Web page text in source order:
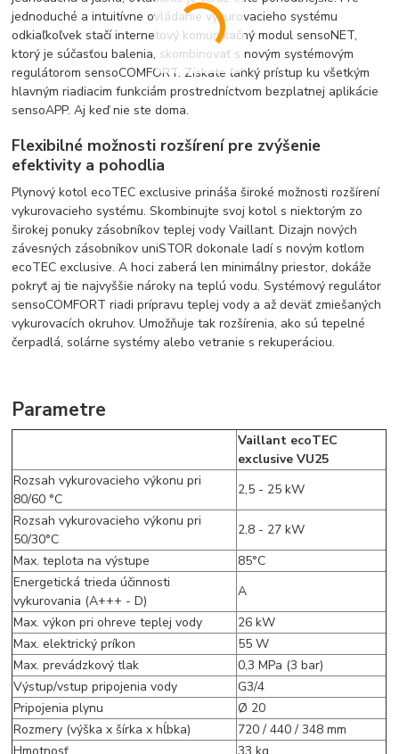
jednoduché a intuitívne ovládanie vykurovacieho systému
odkiaľkoľvek stačí internetový komunikačný modul sensoNET,
ktorý je súčasťou balenia, skombinovať s novým systémovým
regulátorom sensoCOMFORT. Získate ľahký prístup ku všetkým
hlavným riadiacim funkciám prostredníctvom bezplatnej aplikácie
sensoAPP. Aj keď nie ste doma.
Flexibilné možnosti rozšírení pre zvýšenie
efektivity a pohodlia
Plynový kotol ecoTEC exclusive prináša široké možnosti rozšírení
vykurovacieho systému. Skombinujte svoj kotol s niektorým zo
širokej ponuky zásobníkov teplej vody Vaillant. Dizajn nových
závesných zásobníkov uniSTOR dokonale ladí s novým kotlom
ecoTEC exclusive. A hoci zaberá len minimálny priestor, dokáže
pokryť aj tie najvyššie nároky na teplú vodu. Systémový regulátor
sensoCOMFORT riadi prípravu teplej vody a až deväť zmiešaných
vykurovacích okruhov. Umožňuje tak rozšírenia, ako sú tepelné
čerpadlá, solárne systémy alebo vetranie s rekuperáciou.
Parametre
Vaillant ecoTEC
exclusive VU25
Rozsah vykurovacieho výkonu pri
80/60 °C
2,5 - 25 kW
Rozsah vykurovacieho výkonu pri
50/30°C
2,8 - 27 kW
Max. teplota na výstupe
85°C
Energetická trieda účinnosti
vykurovania (A+++ - D)
A
Max. výkon pri ohreve teplej vody
26 kW
Max. elektrický príkon
55 W
Max. prevádzkový tlak
0,3 MPa (3 bar)
Výstup/vstup pripojenia vody
G3/4
Pripojenia plynu
Ø 20
Rozmery (výška x šírka x hĺbka)
720 / 440 / 348 mm